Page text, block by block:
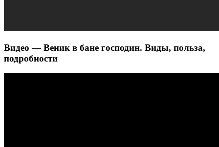
Видео — Веник в бане господин. Виды, польза,
подробности